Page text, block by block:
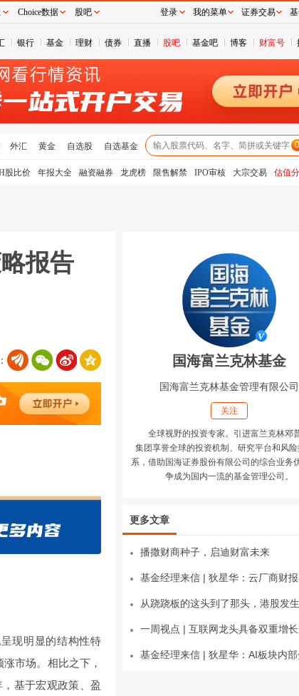
银行 基金 理财 债券 直播 股吧 基金吧 博客 财富号
外汇 黄金 自选股 自选基金 0
股比价 年报大全 融资融券 龙虎榜 限售解禁 IPO审核 大宗交易 估值
报告
现明显的结构性特
市场。相比之下，
基于宏观政策、盈
国海富兰克林基金
国海富兰克林基金管理有限公司
关注
全球视野的投资专家。引进富兰克林邓
集团享誉全球的投资机制、研究平台和风
系，借助国海证券股份有限公司的综合业务
争成为国内一流的基金管理公司。
更多文章
播撒财商种子，启迪财富未来
一周视点 | 互联网龙头具备双重增
Choice数据 股吧 登录 我的菜单 证券交易